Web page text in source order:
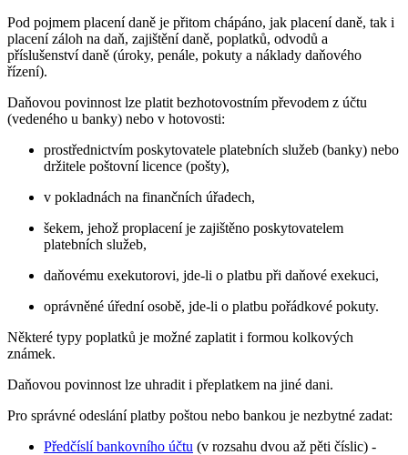
Pod pojmem placení daně je přitom chápáno, jak placení daně, tak i
placení záloh na daň, zajištění daně, poplatků, odvodů a
příslušenství daně (úroky, penále, pokuty a náklady daňového
řízení).
Daňovou povinnost lze platit bezhotovostním převodem z účtu
(vedeného u banky) nebo v hotovosti:
prostřednictvím poskytovatele platebních služeb (banky) nebo
držitele poštovní licence (pošty),
v pokladnách na finančních úřadech,
šekem, jehož proplacení je zajištěno poskytovatelem
platebních služeb,
daňovému exekutorovi, jde-li o platbu při daňové exekuci,
oprávněné úřední osobě, jde-li o platbu pořádkové pokuty.
Některé typy poplatků je možné zaplatit i formou kolkových
známek.
Daňovou povinnost lze uhradit i přeplatkem na jiné dani.
Pro správné odeslání platby poštou nebo bankou je nezbytné zadat:
Předčíslí bankovního účtu (v rozsahu dvou až pěti číslic) -